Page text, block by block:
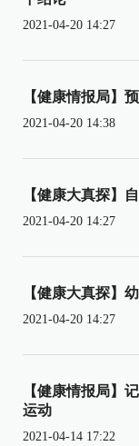
2021-04-20 14:27
【健康情报局】
2021-04-20 14:38
【健康大真探】
2021-04-20 14:27
【健康大真探】
2021-04-20 14:27
【健康情报局】
运动
2021-04-14 17:22